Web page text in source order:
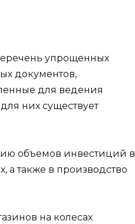
упрощенных
документов,
для ведения
них существует
объемов инвестиций в
а также в производство
на колесах